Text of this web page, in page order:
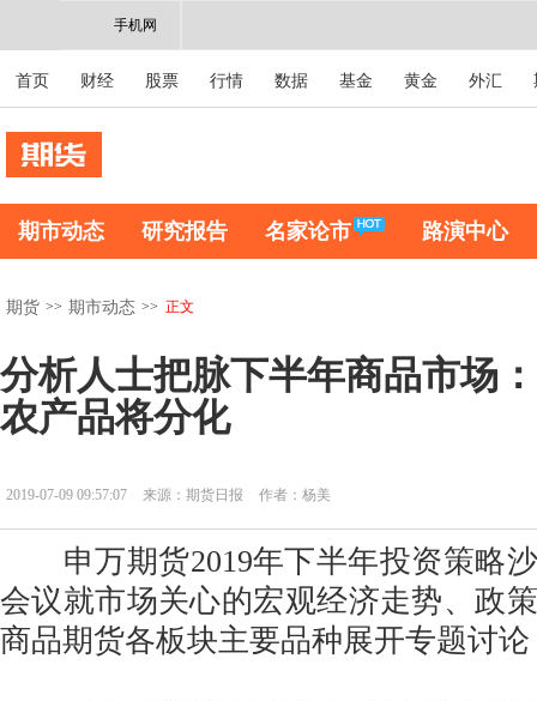
手机网
首页 财经 股票 行情 数据 基金 黄金 外汇
期市动态 研究报告 名家论市 路演中心
期货 >> 期市动态 >> 正文
分析人士把脉下半年商品市场
农产品将分化
2019-07-09 09:57:07 来源：期货日报 作者：杨美
申万期货2019年下半年投资策略
会议就市场关心的宏观经济走势、政
商品期货各板块主要品种展开专题讨